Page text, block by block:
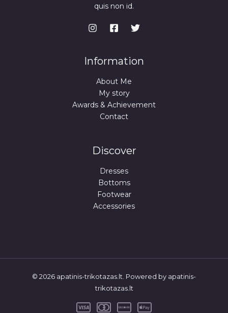
quis non id.
Information
About Me
My story
Awards & Achievement
Contact
Discover
Dresses
Bottoms
Footwear
Accessories
© 2026 apatinis-trikotazas.lt. Powered by apatinis-
trikotazas.lt